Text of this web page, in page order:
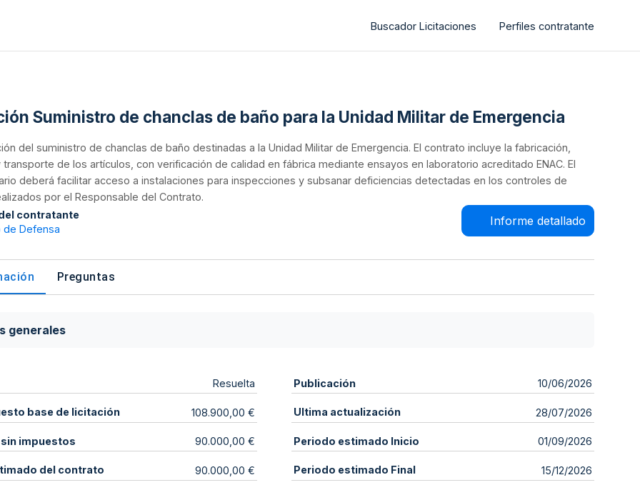
Buscador Licitaciones Perfiles contratante
Suministro de chanclas de baño para la Unidad Militar de Emergencia
del suministro de chanclas de baño destinadas a la Unidad Militar de Emergencia. El contrato incluye la fabricación,
de los artículos, con verificación de calidad en fábrica mediante ensayos en laboratorio acreditado ENAC. El
deberá facilitar acceso a instalaciones para inspecciones y subsanar deficiencias detectadas en los controles de
por el Responsable del Contrato.
contratante
de Defensa
Informe detallado
Preguntas
generales
Resuelta
base de licitación 108.900,00 €
impuestos 90.000,00 €
del contrato 90.000,00 €
Publicación 10/06/2026
Ultima actualización 28/07/2026
Periodo estimado Inicio 01/09/2026
Periodo estimado Final 15/12/2026